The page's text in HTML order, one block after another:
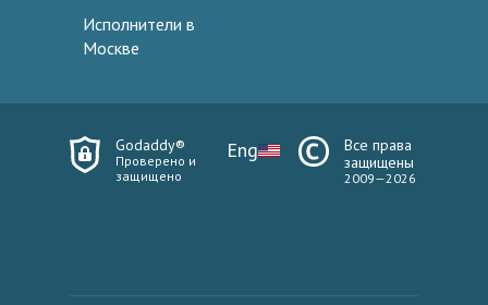
Исполнители в
Москве
Godaddy®
Проверено и
защищено
Eng
Все права
защищены
2009—2026